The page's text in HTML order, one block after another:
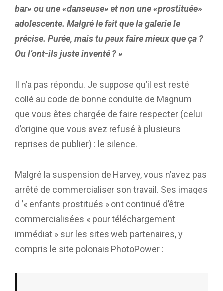
bar» ou une «danseuse» et non une «prostituée»
adolescente. Malgré le fait que la galerie le
précise. Purée, mais tu peux faire mieux que ça ?
Ou l’ont-ils juste inventé ? »
Il n’a pas répondu. Je suppose qu’il est resté
collé au code de bonne conduite de Magnum
que vous êtes chargée de faire respecter (celui
d’origine que vous avez refusé à plusieurs
reprises de publier) : le silence.
Malgré la suspension de Harvey, vous n’avez pas
arrêté de commercialiser son travail. Ses images
d ’« enfants prostitués » ont continué d’être
commercialisées « pour téléchargement
immédiat » sur les sites web partenaires, y
compris le site polonais PhotoPower :